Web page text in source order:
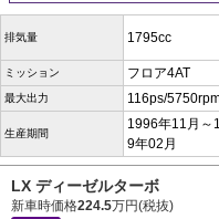
排気量 1795cc
ミッション フロア4AT
最大出力 116ps/
生産期間
1996年11月～
9年02月
LX ディーゼルターボ
新車時価格224.5万円(税抜)